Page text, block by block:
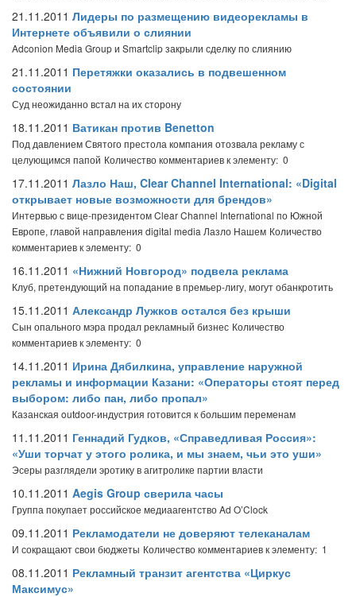
21.11.2011 Лидеры по размещению видеорекламы в
Интернете объявили о слиянии
Adconion Media Group и Smartclip закрыли сделку по слиянию
21.11.2011 Перетяжки оказались в подвешенном
состоянии
Суд неожиданно встал на их сторону
18.11.2011 Ватикан против Benetton
Под давлением Святого престола компания отозвала рекламу с
целующимся папой Количество комментариев к элементу: 0
17.11.2011 Лазло Наш, Clear Channel International: «Digital
открывает новые возможности для брендов»
Интервью с вице-президентом Clear Channel International по Южной
Европе, главой направления digital media Лазло Нашем Количество
комментариев к элементу: 0
16.11.2011 «Нижний Новгород» подвела реклама
Клуб, претендующий на попадание в премьер-лигу, могут обанкротить
15.11.2011 Александр Лужков остался без крыши
Сын опального мэра продал рекламный бизнес Количество
комментариев к элементу: 0
14.11.2011 Ирина Дябилкина, управление наружной
рекламы и информации Казани: «Операторы стоят перед
выбором: либо пан, либо пропал»
Казанская outdoor-индустрия готовится к большим переменам
11.11.2011 Геннадий Гудков, «Справедливая Россия»:
«Уши торчат у этого ролика, и мы знаем, чьи это уши»
Эсеры разглядели эротику в агитролике партии власти
10.11.2011 Aegis Group сверила часы
Группа покупает российское медиаагентство Ad O’Clock
09.11.2011 Рекламодатели не доверяют телеканалам
И сокращают свои бюджеты Количество комментариев к элементу: 1
08.11.2011 Рекламный транзит агентства «Циркус
Максимус»